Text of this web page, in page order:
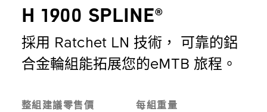
H 1900 SPLINE®
採用 Ratchet LN 技術， 可靠的鋁
合金輪組能拓展您的eMTB 旅程。
整組建議零售價 每組重量